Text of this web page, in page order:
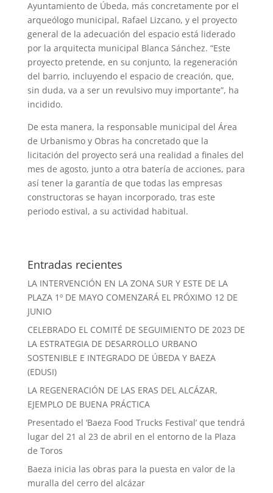
Ayuntamiento de Úbeda, más concretamente por el
arqueólogo municipal, Rafael Lizcano, y el proyecto
general de la adecuación del espacio está liderado
por la arquitecta municipal Blanca Sánchez. “Este
proyecto pretende, en su conjunto, la regeneración
del barrio, incluyendo el espacio de creación, que,
sin duda, va a ser un revulsivo muy importante”, ha
incidido.
De esta manera, la responsable municipal del Área
de Urbanismo y Obras ha concretado que la
licitación del proyecto será una realidad a finales del
mes de agosto, junto a otra batería de acciones, para
así tener la garantía de que todas las empresas
constructoras se hayan incorporado, tras este
periodo estival, a su actividad habitual.
Entradas recientes
LA INTERVENCIÓN EN LA ZONA SUR Y ESTE DE LA
PLAZA 1º DE MAYO COMENZARÁ EL PRÓXIMO 12 DE
JUNIO
CELEBRADO EL COMITÉ DE SEGUIMIENTO DE 2023 DE
LA ESTRATEGIA DE DESARROLLO URBANO
SOSTENIBLE E INTEGRADO DE ÚBEDA Y BAEZA
(EDUSI)
LA REGENERACIÓN DE LAS ERAS DEL ALCÁZAR,
EJEMPLO DE BUENA PRÁCTICA
Presentado el ‘Baeza Food Trucks Festival’ que tendrá
lugar del 21 al 23 de abril en el entorno de la Plaza
de Toros
Baeza inicia las obras para la puesta en valor de la
muralla del cerro del alcázar